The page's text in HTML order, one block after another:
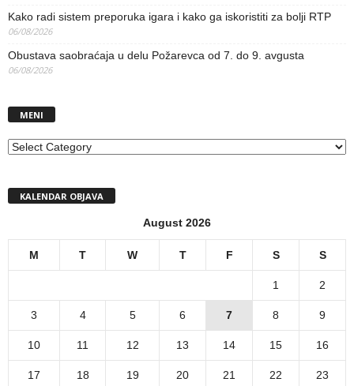
Kako radi sistem preporuka igara i kako ga iskoristiti za bolji RTP
06/08/2026
Obustava saobraćaja u delu Požarevca od 7. do 9. avgusta
06/08/2026
MENI
MENI
KALENDAR OBJAVA
August 2026
M T W T F S S
1 2
3 4 5 6 7 8 9
10 11 12 13 14 15 16
17 18 19 20 21 22 23